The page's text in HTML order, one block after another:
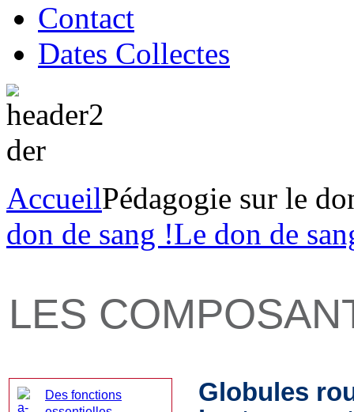
Contact
Dates Collectes
AccueilPédagogie sur le
don de sang !Le don de
LES
Des fonctions
Globules